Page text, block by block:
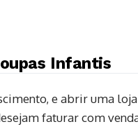
Infantis
e abrir uma
faturar com